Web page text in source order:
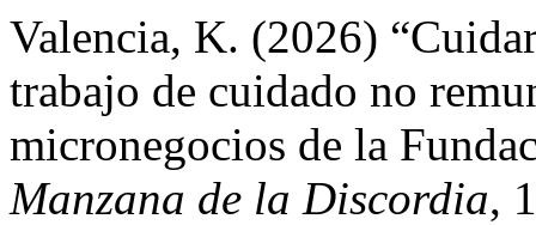
Valencia, K. (2026)
trabajo de cuidado no
micronegocios de la
Manzana de la Discordia,